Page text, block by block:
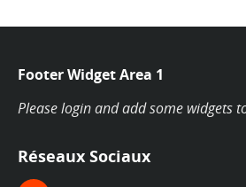
Footer Widget Area 1
Please login and add some widgets
Réseaux Sociaux